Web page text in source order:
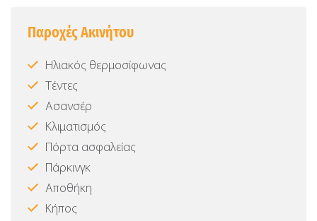
Παροχές Ακινήτου
Ηλιακός θερμοσίφωνας
Τέντες
Ασανσέρ
Κλιματισμός
Πόρτα ασφαλείας
Πάρκινγκ
Αποθήκη
Κήπος